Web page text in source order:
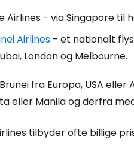
Airlines - via Singapore til
Airlines - et nationalt
London og Melbourne.
fra Europa, USA
eller Manila og derfra
tilbyder ofte billige